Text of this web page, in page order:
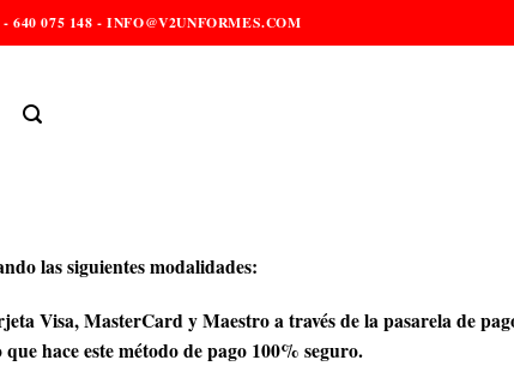
075 148 - INFO@V2UNFORMES.COM
las siguientes modalidades:
Visa, MasterCard y Maestro a través de la pasarela de
hace este método de pago 100% seguro.